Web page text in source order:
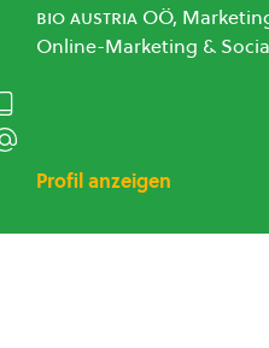
bio austria OÖ,
Online-Marketing &
Profil anzeigen